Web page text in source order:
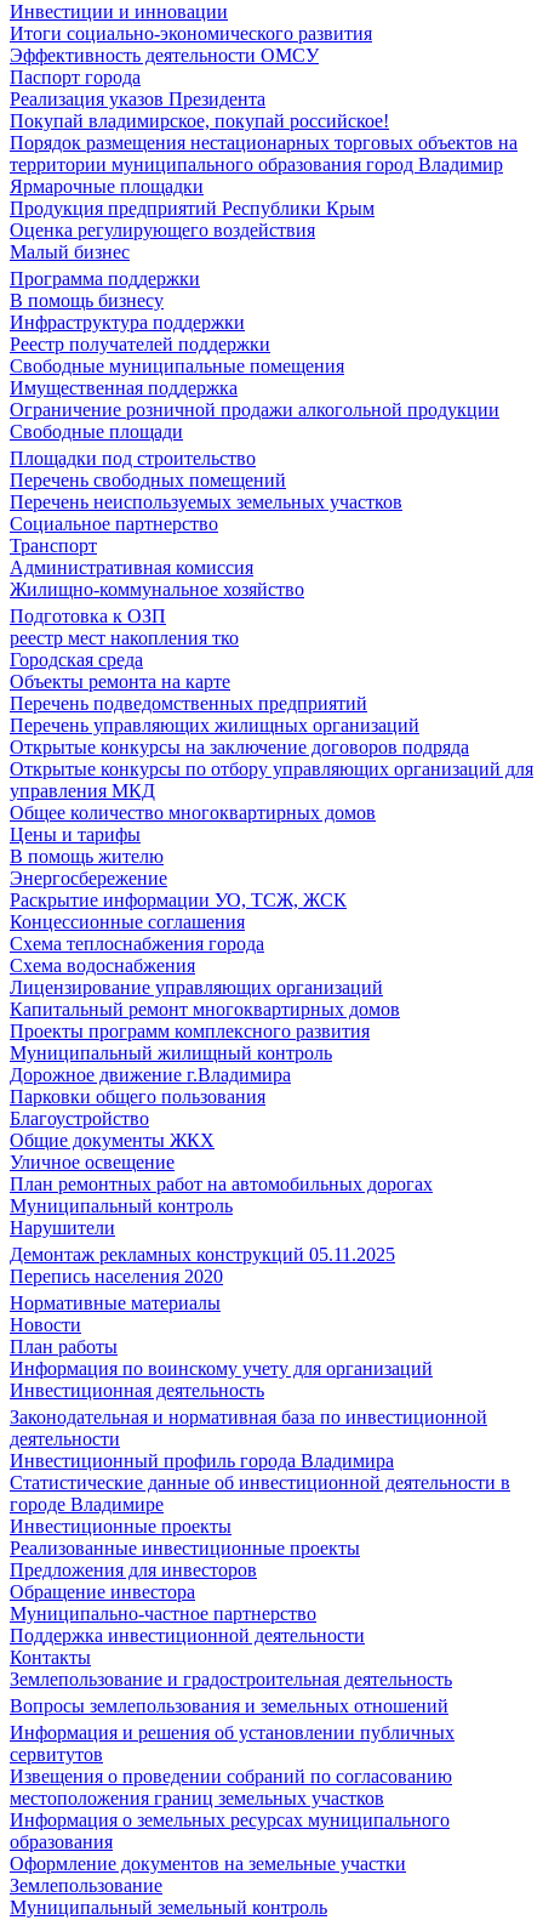
Инвестиции и инновации
Итоги социально-экономического развития
Эффективность деятельности ОМСУ
Паспорт города
Реализация указов Президента
Покупай владимирское, покупай российское!
Порядок размещения нестационарных торговых объектов на
территории муниципального образования город Владимир
Ярмарочные площадки
Продукция предприятий Республики Крым
Оценка регулирующего воздействия
Малый бизнес
Программа поддержки
В помощь бизнесу
Инфраструктура поддержки
Реестр получателей поддержки
Свободные муниципальные помещения
Имущественная поддержка
Ограничение розничной продажи алкогольной продукции
Свободные площади
Площадки под строительство
Перечень свободных помещений
Перечень неиспользуемых земельных участков
Социальное партнерство
Транспорт
Административная комиссия
Жилищно-коммунальное хозяйство
Подготовка к ОЗП
реестр мест накопления тко
Городская среда
Объекты ремонта на карте
Перечень подведомственных предприятий
Перечень управляющих жилищных организаций
Открытые конкурсы на заключение договоров подряда
Открытые конкурсы по отбору управляющих организаций для
управления МКД
Общее количество многоквартирных домов
Цены и тарифы
В помощь жителю
Энергосбережение
Раскрытие информации УО, ТСЖ, ЖСК
Концессионные соглашения
Схема теплоснабжения города
Схема водоснабжения
Лицензирование управляющих организаций
Капитальный ремонт многоквартирных домов
Проекты программ комплексного развития
Муниципальный жилищный контроль
Дорожное движение г.Владимира
Парковки общего пользования
Благоустройство
Общие документы ЖКХ
Уличное освещение
План ремонтных работ на автомобильных дорогах
Муниципальный контроль
Нарушители
Демонтаж рекламных конструкций 05.11.2025
Перепись населения 2020
Нормативные материалы
Новости
План работы
Информация по воинскому учету для организаций
Инвестиционная деятельность
Законодательная и нормативная база по инвестиционной
деятельности
Инвестиционный профиль города Владимира
Статистические данные об инвестиционной деятельности в
городе Владимире
Инвестиционные проекты
Реализованные инвестиционные проекты
Предложения для инвесторов
Обращение инвестора
Муниципально-частное партнерство
Поддержка инвестиционной деятельности
Контакты
Землепользование и градостроительная деятельность
Вопросы землепользования и земельных отношений
Информация и решения об установлении публичных
сервитутов
Извещения о проведении собраний по согласованию
местоположения границ земельных участков
Информация о земельных ресурсах муниципального
образования
Оформление документов на земельные участки
Землепользование
Муниципальный земельный контроль